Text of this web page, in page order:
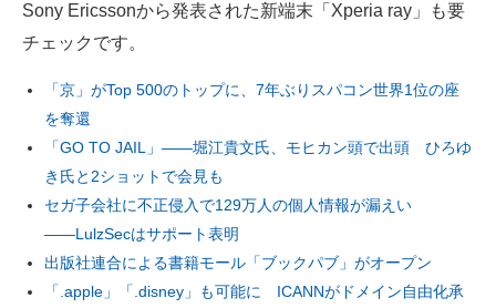
好きが集まる 比べて選べる
AI活用のいまが分かる
企業ITのトレンドを詳説
経営リーダーのコミュニティ
マーケ×ITの今がよく分かる
ITエンジニア向け専門サイト
Sony Ericssonから発表された新端末「Xperia ray」も要
チェックです。
「京」がTop 500のトップに、7年ぶりスパコン世界1位の座
を奪還
「GO TO JAIL」――堀江貴文氏、モヒカン頭で出頭 ひろゆ
き氏と2ショットで会見も
セガ子会社に不正侵入で129万人の個人情報が漏えい
――LulzSecはサポート表明
出版社連合による書籍モール「ブックパブ」がオープン
「.apple」「.disney」も可能に ICANNがドメイン自由化承